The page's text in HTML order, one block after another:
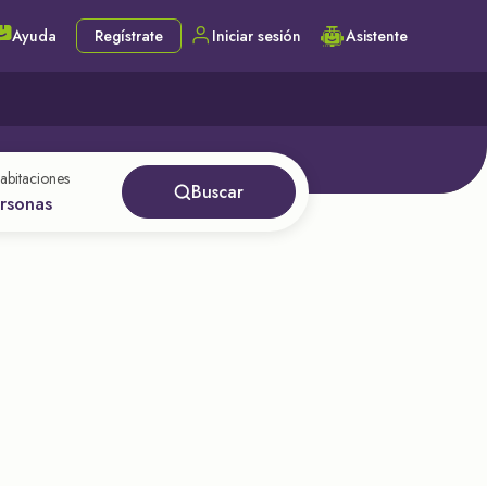
Ayuda Regístrate Iniciar sesión Asistente
Buscar